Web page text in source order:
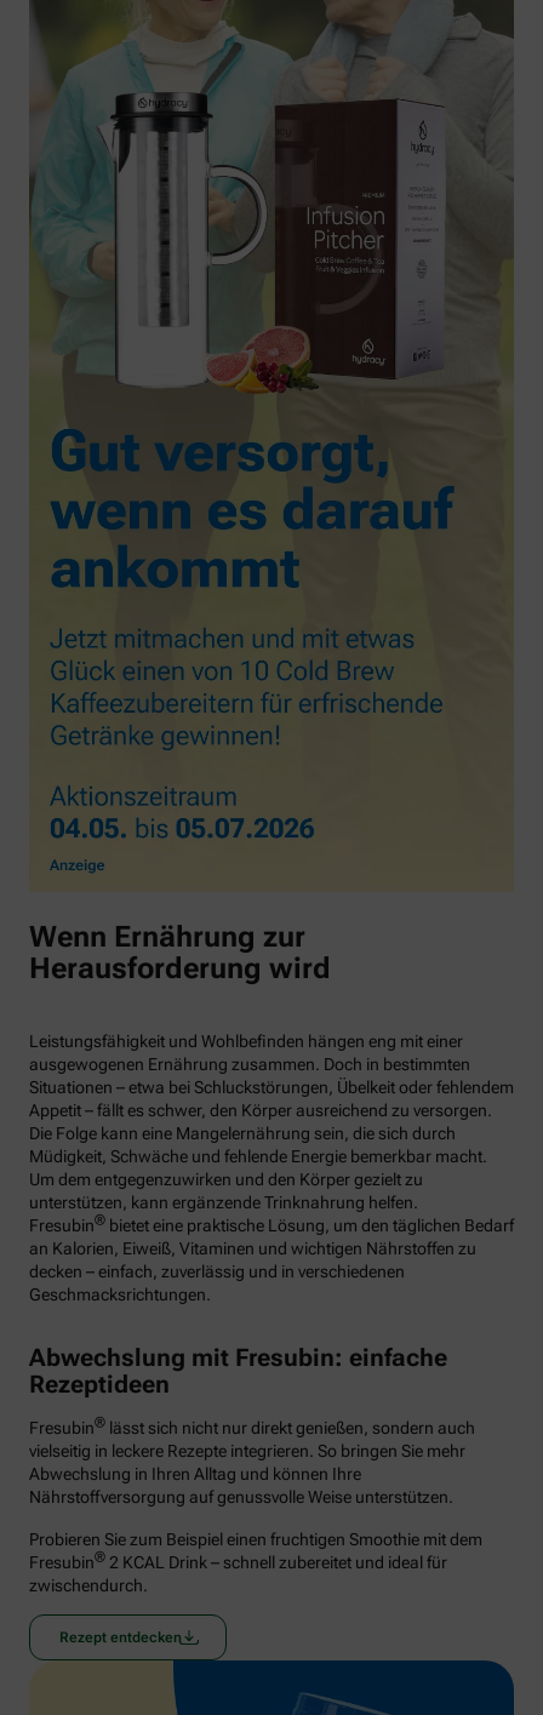
Wenn Ernährung zur
Herausforderung wird
Leistungsfähigkeit und Wohlbefinden hängen eng mit einer
ausgewogenen Ernährung zusammen. Doch in bestimmten
Situationen – etwa bei Schluckstörungen, Übelkeit oder fehlendem
Appetit – fällt es schwer, den Körper ausreichend zu versorgen.
Die Folge kann eine Mangelernährung sein, die sich durch
Müdigkeit, Schwäche und fehlende Energie bemerkbar macht.
Um dem entgegenzuwirken und den Körper gezielt zu
unterstützen, kann ergänzende Trinknahrung helfen.
Fresubin® bietet eine praktische Lösung, um den täglichen Bedarf
an Kalorien, Eiweiß, Vitaminen und wichtigen Nährstoffen zu
decken – einfach, zuverlässig und in verschiedenen
Geschmacksrichtungen.
Abwechslung mit Fresubin: einfache
Rezeptideen
Fresubin® lässt sich nicht nur direkt genießen, sondern auch
vielseitig in leckere Rezepte integrieren. So bringen Sie mehr
Abwechslung in Ihren Alltag und können Ihre
Nährstoffversorgung auf genussvolle Weise unterstützen.
Probieren Sie zum Beispiel einen fruchtigen Smoothie mit dem
Fresubin® 2 KCAL Drink – schnell zubereitet und ideal für
zwischendurch.
Rezept entdecken